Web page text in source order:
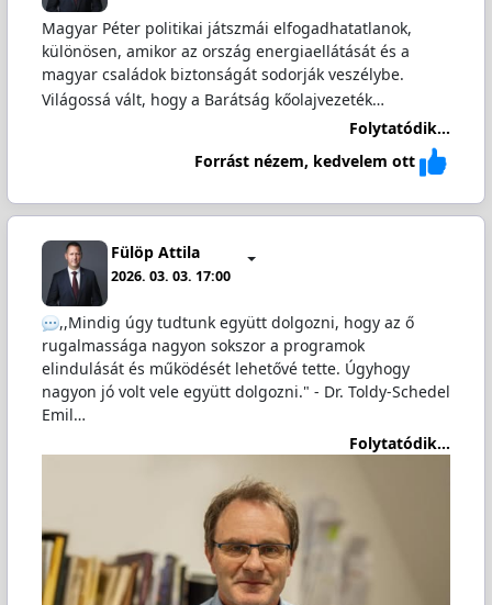
Magyar Péter politikai játszmái elfogadhatatlanok,
különösen, amikor az ország energiaellátását és a
magyar családok biztonságát sodorják veszélybe.
Világossá vált, hogy a Barátság kőolajvezeték…
Folytatódik...
Forrást nézem, kedvelem ott
Fülöp Attila
2026. 03. 03. 17:00
,,Mindig úgy tudtunk együtt dolgozni, hogy az ő
rugalmassága nagyon sokszor a programok
elindulását és működését lehetővé tette. Úgyhogy
nagyon jó volt vele együtt dolgozni." - Dr. Toldy-Schedel
Emil…
Folytatódik...